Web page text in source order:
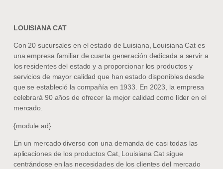
LOUISIANA CAT
Con 20 sucursales en el estado de Luisiana, Louisiana Cat es
una empresa familiar de cuarta generación dedicada a servir a
los residentes del estado y a proporcionar los productos y
servicios de mayor calidad que han estado disponibles desde
que se estableció la compañía en 1933. En 2023, la empresa
celebrará 90 años de ofrecer la mejor calidad como líder en el
mercado.
{module ad}
En un mercado diverso con una demanda de casi todas las
aplicaciones de los productos Cat, Louisiana Cat sigue
centrándose en las necesidades de los clientes del mercado